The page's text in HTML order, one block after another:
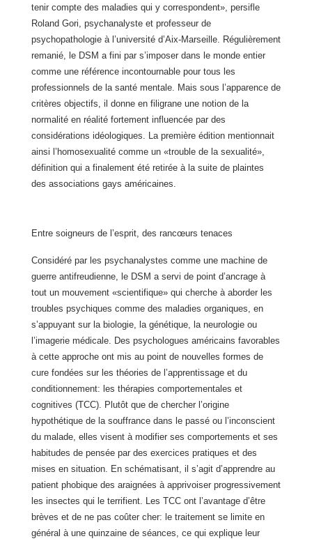
tenir compte des maladies qui y correspondent», persifle
Roland Gori, psychanalyste et professeur de
psychopathologie à l’université d’Aix-Marseille. Régulièrement
remanié, le DSM a fini par s’imposer dans le monde entier
comme une référence incontournable pour tous les
professionnels de la santé mentale. Mais sous l’apparence de
critères objectifs, il donne en filigrane une notion de la
normalité en réalité fortement influencée par des
considérations idéologiques. La première édition mentionnait
ainsi l’homosexualité comme un «trouble de la sexualité»,
définition qui a finalement été retirée à la suite de plaintes
des associations gays américaines.
Entre soigneurs de l’esprit, des rancœurs tenaces
Considéré par les psychanalystes comme une machine de
guerre antifreudienne, le DSM a servi de point d’ancrage à
tout un mouvement «scientifique» qui cherche à aborder les
troubles psychiques comme des maladies organiques, en
s’appuyant sur la biologie, la génétique, la neurologie ou
l’imagerie médicale. Des psychologues américains favorables
à cette approche ont mis au point de nouvelles formes de
cure fondées sur les théories de l’apprentissage et du
conditionnement: les thérapies comportementales et
cognitives (TCC). Plutôt que de chercher l’origine
hypothétique de la souffrance dans le passé ou l’inconscient
du malade, elles visent à modifier ses comportements et ses
habitudes de pensée par des exercices pratiques et des
mises en situation. En schématisant, il s’agit d’apprendre au
patient phobique des araignées à apprivoiser progressivement
les insectes qui le terrifient. Les TCC ont l’avantage d’être
brèves et de ne pas coûter cher: le traitement se limite en
général à une quinzaine de séances, ce qui explique leur